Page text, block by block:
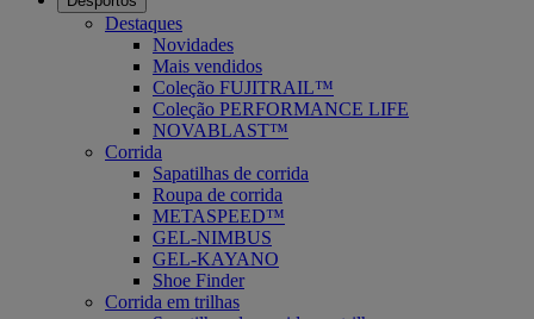
Destaques
Novidades
Mais vendidos
Coleção FUJITRAIL™
Coleção PERFORMANCE LIFE
NOVABLAST™
Corrida
Sapatilhas de corrida
Roupa de corrida
METASPEED™
GEL-NIMBUS
GEL-KAYANO
Shoe Finder
Corrida em trilhas